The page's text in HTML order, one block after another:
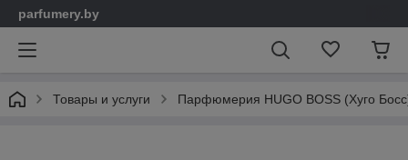
parfumery.by
Товары и услуги Парфюмерия HUGO BOSS (Хуго